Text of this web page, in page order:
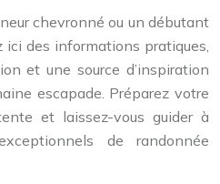
chevronné ou un débutant
ici des informations pratiques,
et une source d’inspiration
escapade. Préparez votre
et laissez-vous guider à
de randonnée